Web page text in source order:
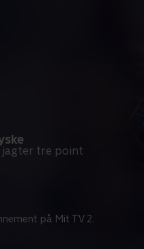
jagter tre point
på Mit TV 2.